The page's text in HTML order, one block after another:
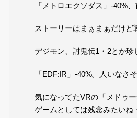
「メトロエクソダス」-40%
ストーリーはまぁまぁだけど
デジモン、討鬼伝1・2とか珍
「EDF:IR」-40%。人いなさ
気になってたVRの「メドゥ
ゲームとしては残念みたいね